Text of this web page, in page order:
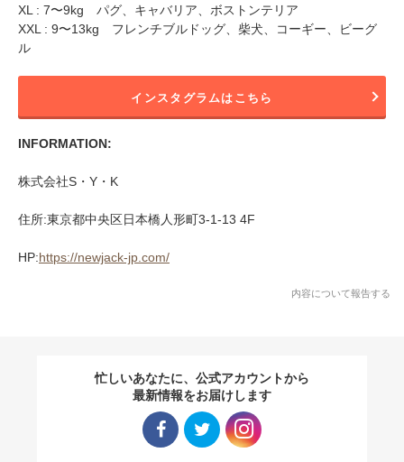
XL : 7〜9kg パグ、キャバリア、ボストンテリア
XXL : 9〜13kg フレンチブルドッグ、柴犬、コーギー、ビーグ
ル
インスタグラムはこちら
INFORMATION:
株式会社S・Y・K
住所:東京都中央区日本橋人形町3-1-13 4F
HP:https://newjack-jp.com/
内容について報告する
忙しいあなたに、公式アカウントから
最新情報をお届けします